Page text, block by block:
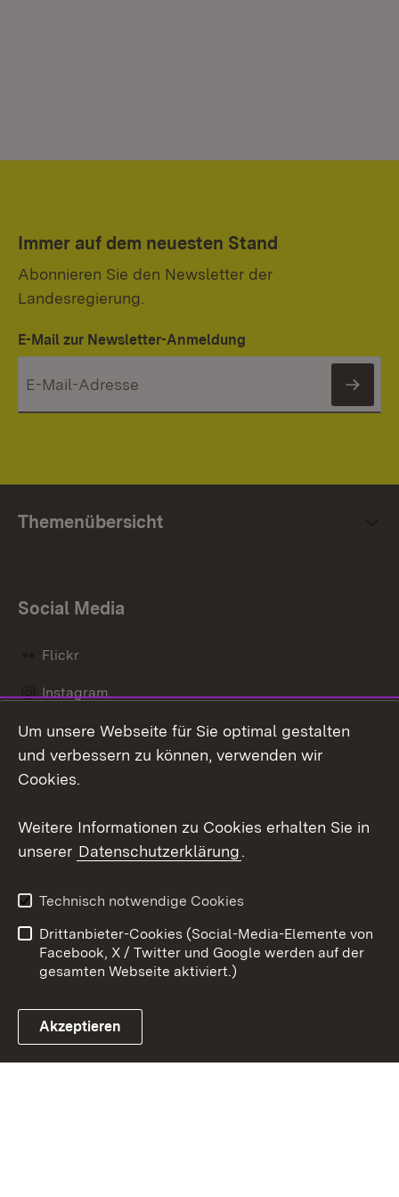
Immer auf dem neuesten Stand
Abonnieren Sie den Newsletter der
Landesregierung.
E-Mail zur Newsletter-Anmeldung
Themenübersicht
Social Media
Flickr
Instagram
Social Wall
Link zum Landesportal
Barrierefreiheit
Benutzungshinweise
Impressum
Cookies
Um unsere Webseite für Sie optimal gestalten
und verbessern zu können, verwenden wir
Cookies.
Weitere Informationen zu Cookies erhalten Sie in
unserer Datenschutzerklärung.
Technisch notwendige Cookies
Drittanbieter-Cookies (Social-Media-Elemente von
Facebook, X / Twitter und Google werden auf der
gesamten Webseite aktiviert.)
Akzeptieren